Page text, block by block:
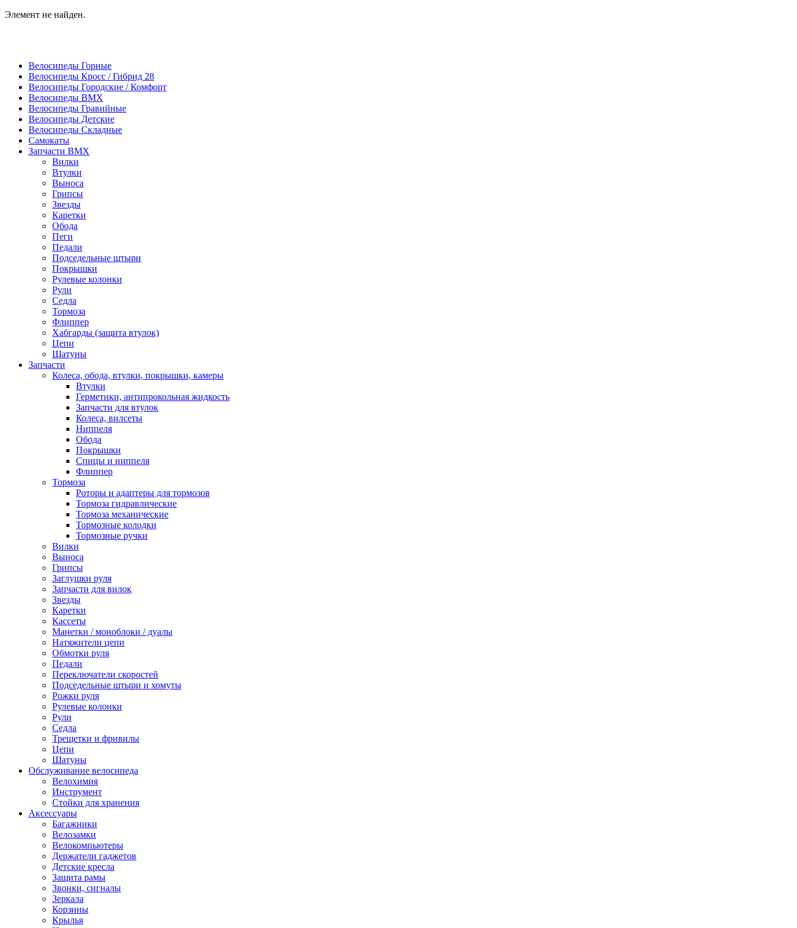
Элемент не найден.
Велосипеды Горные
Велосипеды Кросс / Гибрид 28
Велосипеды Городские / Комфорт
Велосипеды BMX
Велосипеды Гравийные
Велосипеды Детские
Велосипеды Складные
Самокаты
Запчасти BMX
Вилки
Втулки
Выноса
Грипсы
Звезды
Каретки
Обода
Пеги
Педали
Подседельные штыри
Покрышки
Рулевые колонки
Рули
Седла
Тормоза
Флиппер
Хабгарды (защита втулок)
Цепи
Шатуны
Запчасти
Колеса, обода, втулки, покрышки, камеры
Втулки
Герметики, антипрокольная жидкость
Запчасти для втулок
Колеса, вилсеты
Ниппеля
Обода
Покрышки
Спицы и ниппеля
Флиппер
Тормоза
Роторы и адаптеры для тормозов
Тормоза гидравлические
Тормоза механические
Тормозные колодки
Тормозные ручки
Вилки
Выноса
Грипсы
Заглушки руля
Запчасти для вилок
Звезды
Каретки
Кассеты
Манетки / моноблоки / дуалы
Натяжители цепи
Обмотки руля
Педали
Переключатели скоростей
Подседельные штыри и хомуты
Рожки руля
Рулевые колонки
Рули
Седла
Трещетки и фривилы
Цепи
Шатуны
Обслуживание велосипеда
Велохимия
Инструмент
Стойки для хранения
Аксессуары
Багажники
Велозамки
Велокомпьютеры
Держатели гаджетов
Детские кресла
Защита рамы
Звонки, сигналы
Зеркала
Корзины
Крылья